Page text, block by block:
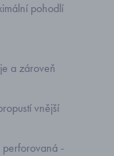
pohodlí
a zároveň
vnější
-